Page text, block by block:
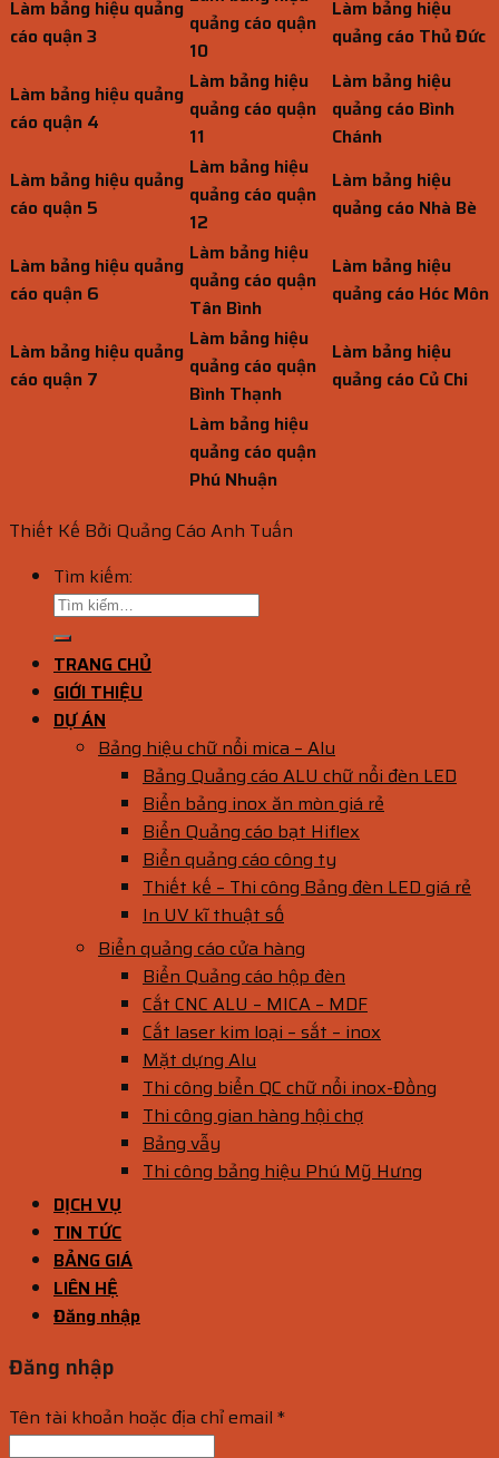
Làm bảng hiệu quảng
cáo quận 3
quảng cáo quận
10
Làm bảng hiệu
quảng cáo Thủ Đức
Làm bảng hiệu quảng
cáo quận 4
Làm bảng hiệu
quảng cáo quận
11
Làm bảng hiệu
quảng cáo Bình
Chánh
Làm bảng hiệu quảng
cáo quận 5
Làm bảng hiệu
quảng cáo quận
12
Làm bảng hiệu
quảng cáo Nhà Bè
Làm bảng hiệu quảng
cáo quận 6
Làm bảng hiệu
quảng cáo quận
Tân Bình
Làm bảng hiệu
quảng cáo Hóc Môn
Làm bảng hiệu quảng
cáo quận 7
Làm bảng hiệu
quảng cáo quận
Bình Thạnh
Làm bảng hiệu
quảng cáo Củ Chi
Làm bảng hiệu
quảng cáo quận
Phú Nhuận
Thiết Kế Bởi Quảng Cáo Anh Tuấn
Tìm kiếm:
TRANG CHỦ
GIỚI THIỆU
DỰ ÁN
Bảng hiệu chữ nổi mica – Alu
Bảng Quảng cáo ALU chữ nổi đèn LED
Biển bảng inox ăn mòn giá rẻ
Biển Quảng cáo bạt Hiflex
Biển quảng cáo công ty
Thiết kế – Thi công Bảng đèn LED giá rẻ
In UV kĩ thuật số
Biển quảng cáo cửa hàng
Biển Quảng cáo hộp đèn
Cắt CNC ALU – MICA – MDF
Cắt laser kim loại – sắt – inox
Mặt dựng Alu
Thi công biển QC chữ nổi inox-Đồng
Thi công gian hàng hội chợ
Bảng vẫy
Thi công bảng hiệu Phú Mỹ Hưng
DỊCH VỤ
TIN TỨC
BẢNG GIÁ
LIÊN HỆ
Đăng nhập
Đăng nhập
Tên tài khoản hoặc địa chỉ email *